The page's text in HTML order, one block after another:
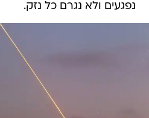
נפגעים ולא נגרם כל נזק.